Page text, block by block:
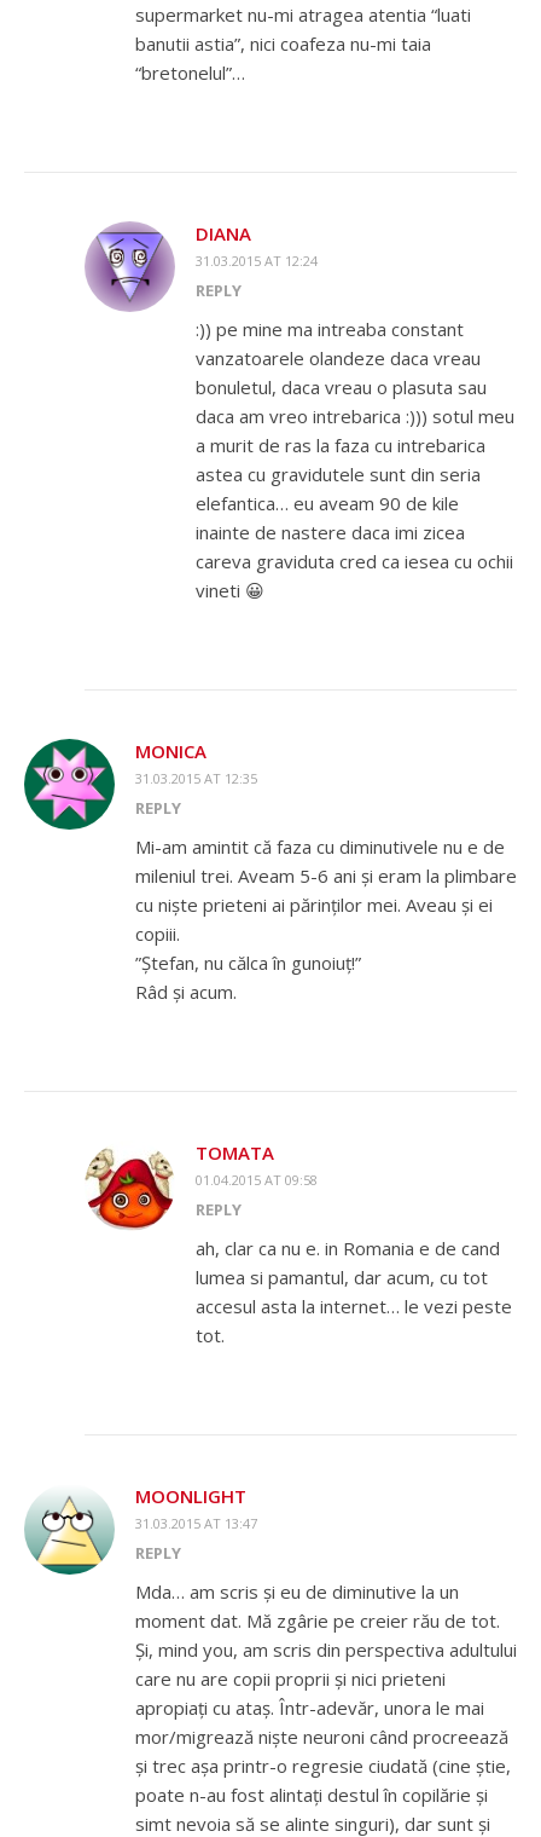
supermarket nu-mi atragea atentia “luati
banutii astia”, nici coafeza nu-mi taia
“bretonelul”…
DIANA
31.03.2015 AT 12:24
REPLY
:)) pe mine ma intreaba constant
vanzatoarele olandeze daca vreau
bonuletul, daca vreau o plasuta sau
daca am vreo intrebarica :))) sotul meu
a murit de ras la faza cu intrebarica
astea cu gravidutele sunt din seria
elefantica… eu aveam 90 de kile
inainte de nastere daca imi zicea
careva graviduta cred ca iesea cu ochii
vineti 😀
MONICA
31.03.2015 AT 12:35
REPLY
Mi-am amintit că faza cu diminutivele nu e de
mileniul trei. Aveam 5-6 ani și eram la plimbare
cu niște prieteni ai părinților mei. Aveau și ei
copiii.
”Ștefan, nu călca în gunoiuț!”
Râd și acum.
TOMATA
01.04.2015 AT 09:58
REPLY
ah, clar ca nu e. in Romania e de cand
lumea si pamantul, dar acum, cu tot
accesul asta la internet… le vezi peste
tot.
MOONLIGHT
31.03.2015 AT 13:47
REPLY
Mda… am scris și eu de diminutive la un
moment dat. Mă zgârie pe creier rău de tot.
Și, mind you, am scris din perspectiva adultului
care nu are copii proprii și nici prieteni
apropiați cu ataș. Într-adevăr, unora le mai
mor/migrează niște neuroni când procreează
și trec așa printr-o regresie ciudată (cine știe,
poate n-au fost alintați destul în copilărie și
simt nevoia să se alinte singuri), dar sunt și